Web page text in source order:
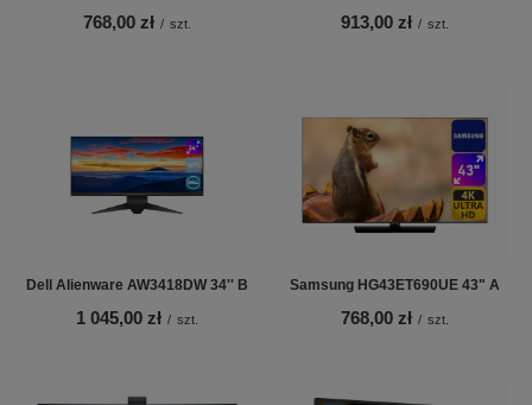
768,00 zł / szt. 913,00 zł / szt.
Dell Alienware AW3418DW 34'' B
1 045,00 zł / szt.
Samsung HG43ET690UE 43" A
768,00 zł / szt.